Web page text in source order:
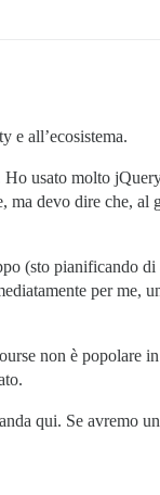
e all’ecosistema.
usato molto
ma devo dire che, al
(sto pianificando
per me,
non è popolare
qui. Se avremo